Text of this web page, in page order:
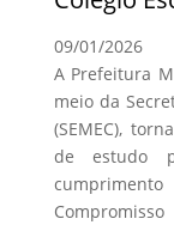
09/01/2026
A Prefeitura
meio da
(SEMEC),
de estudo